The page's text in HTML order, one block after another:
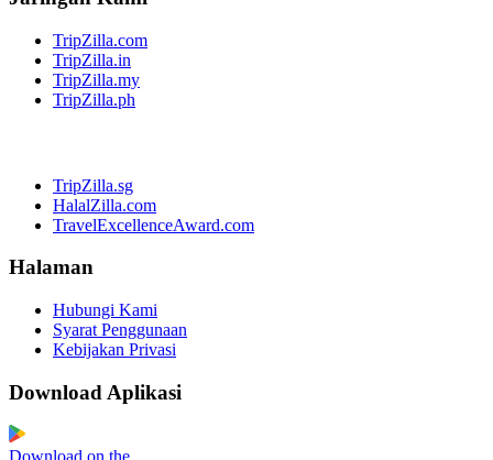
TripZilla.com
TripZilla.in
TripZilla.my
TripZilla.ph
TripZilla.sg
HalalZilla.com
TravelExcellenceAward.com
Halaman
Hubungi Kami
Syarat Penggunaan
Kebijakan Privasi
Download Aplikasi